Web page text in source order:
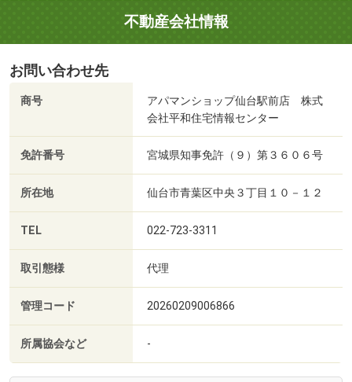
不動産会社情報
お問い合わせ先
商号
アパマンショップ仙台駅前店 株式
会社平和住宅情報センター
免許番号 宮城県知事免許（９）第３６０６号
所在地 仙台市青葉区中央３丁目１０－１２
TEL 022-723-3311
取引態様 代理
管理コード 20260209006866
所属協会など -